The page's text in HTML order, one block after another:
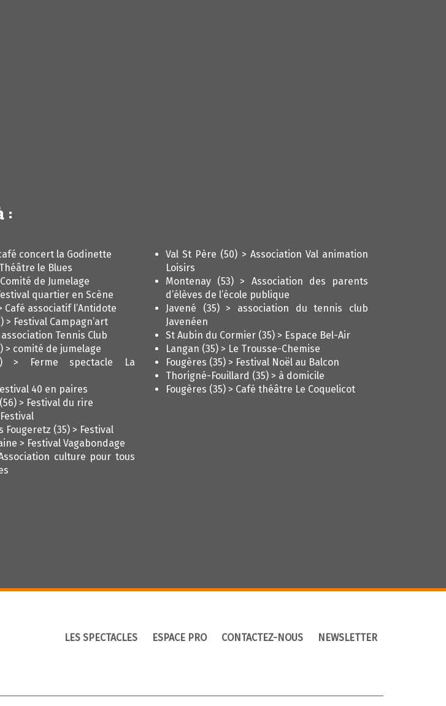
:
concert la Godinette
le Blues
de Jumelage
quartier en Scène
Café associatif l’Antidote
> Festival Campagn’art
Tennis Club
> comité de jumelage
> Ferme spectacle La
40 en paires
> Festival du rire
Fougeretz (35) > Festival
> Festival Vagabondage
culture pour tous
Val St Père (50) > Association Val animation
Loisirs
Montenay (53) > Association des parents
d’élèves de l’école publique
Javené (35) > association du tennis club
Javenéen
St Aubin du Cormier (35) > Espace Bel-Air
Langan (35) > Le Trousse-Chemise
Fougères (35) > Festival Noël au Balcon
Thorigné-Fouillard (35) > à domicile
Fougères (35) > Café théâtre Le Coquelicot
LES SPECTACLES ESPACE PRO CONTACTEZ-NOUS NEWSLETTER